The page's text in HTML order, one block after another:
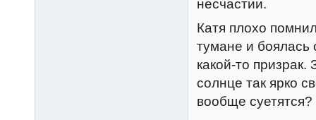
несчастии.
Катя плохо
тумане и боялась
какой-то
солнце так ярко
вообще